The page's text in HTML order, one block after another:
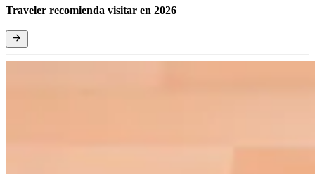
Traveler recomienda visitar en 2026